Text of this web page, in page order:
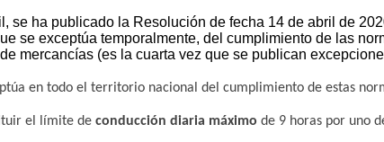
se ha publicado la Resolución de fecha 14 de abril de
se exceptúa temporalmente, del cumplimiento de las
mercancías (es la cuarta vez que se publican
en todo el territorio nacional del cumplimiento de estas
el límite de conducción diaria máximo de 9 horas por uno